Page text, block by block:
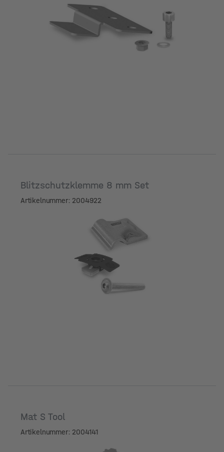
Blitzschutzklemme 8 mm Set
Artikelnummer: 2004922
Mat S Tool
Artikelnummer: 2004141